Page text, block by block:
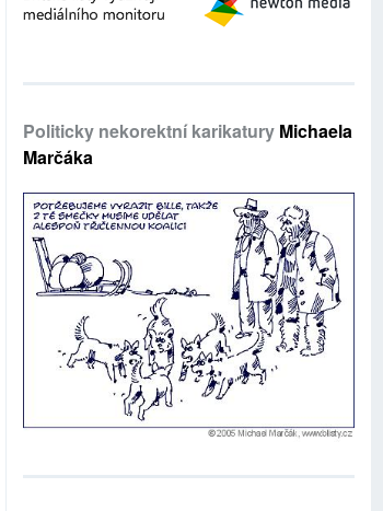
Politicky nekorektní karikatury Michaela
Marčáka